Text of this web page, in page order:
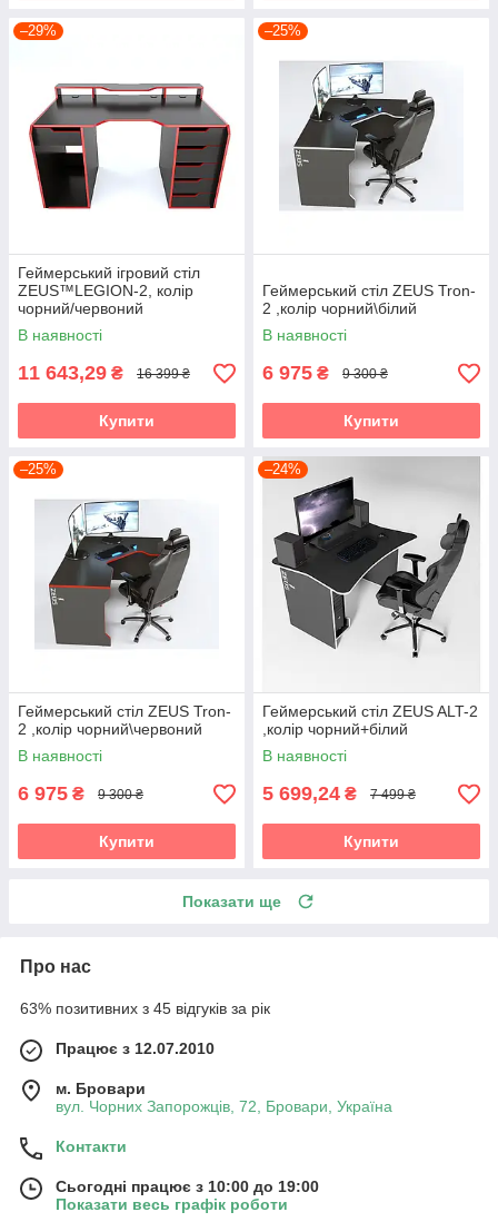
–29%
Геймерський ігровий стіл
ZEUS™LEGION-2, колір
чорний/червоний
В наявності
11 643,29 ₴ 16 399 ₴
Купити
–25%
Геймерський стіл ZEUS Tron-
2 ,колір чорний\білий
В наявності
6 975 ₴ 9 300 ₴
Купити
–25%
Геймерський стіл ZEUS Tron-
2 ,колір чорний\червоний
В наявності
6 975 ₴ 9 300 ₴
Купити
–24%
Геймерський стіл ZEUS ALT-2
,колір чорний+білий
В наявності
5 699,24 ₴ 7 499 ₴
Купити
Показати ще
Про нас
63% позитивних з 45 відгуків за рік
Працює з 12.07.2010
м. Бровари
вул. Чорних Запорожців, 72, Бровари, Україна
Контакти
Сьогодні працює з 10:00 до 19:00
Показати весь графік роботи